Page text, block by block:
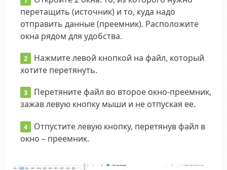
перетащить (источник) и то, куда надо
отправить данные (преемник). Расположите
окна рядом для удобства.
Нажмите левой кнопкой на файл, который
хотите перетянуть.
Перетяните файл во второе окно-преемник,
зажав левую кнопку мыши и не отпуская ее.
Отпустите левую кнопку, перетянув файл в
окно – преемник.